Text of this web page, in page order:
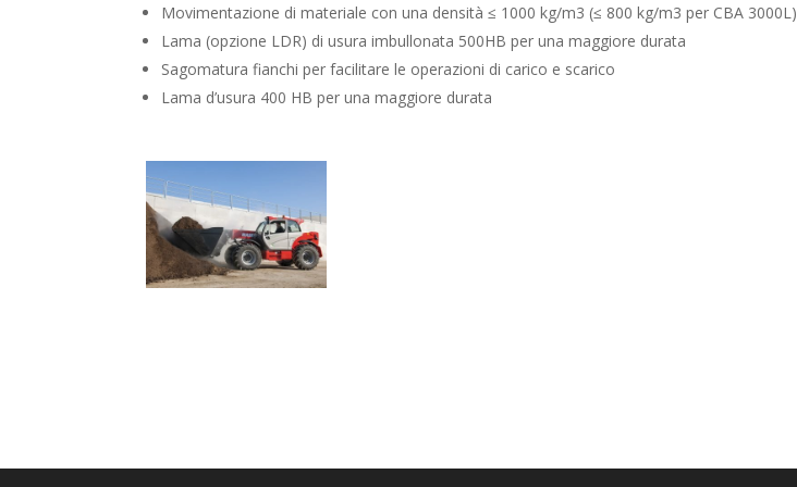
Movimentazione di materiale con una densità ≤ 1000 kg/m3 (≤ 800 kg/m3 per CBA 3000L)
Lama (opzione LDR) di usura imbullonata 500HB per una maggiore durata
Sagomatura fianchi per facilitare le operazioni di carico e scarico
Lama d’usura 400 HB per una maggiore durata